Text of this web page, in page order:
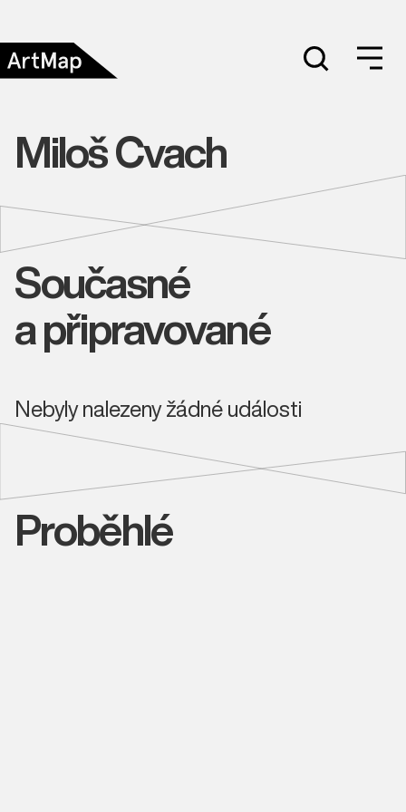
Miloš Cvach
Současné
a připravované
Nebyly nalezeny žádné události
Proběhlé